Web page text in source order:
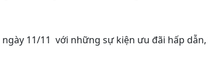
11/11 với những sự kiện ưu đãi hấp